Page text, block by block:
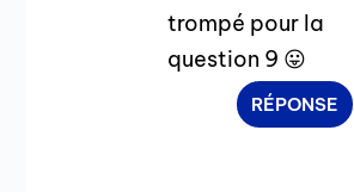
trompé pour la
question 9 😛
RÉPONSE